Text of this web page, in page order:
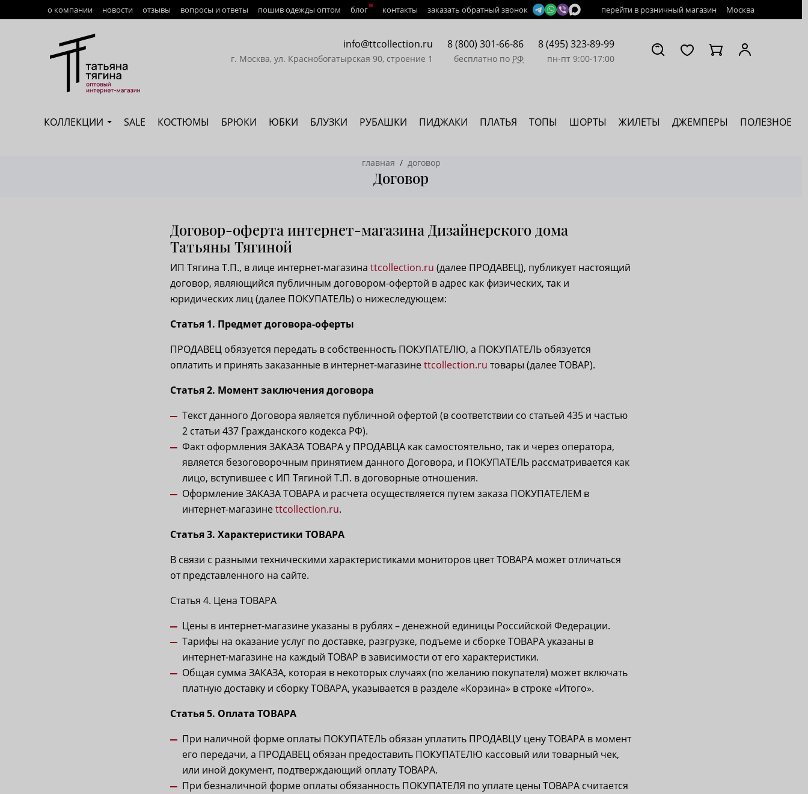
о компании
Доставка
Возврат
новости отзывы вопросы и ответы пошив одежды оптом блог контакты заказать обратный звонок перейти в розничный магазин Москва
info@ttcollection.ru
г. Москва, ул. Краснобогатырская 90, строение 1
8 (800) 301-66-86
бесплатно по РФ
8 (495) 323-89-99
пн-пт 9:00-17:00
КОЛЛЕКЦИИ SALE КОСТЮМЫ БРЮКИ ЮБКИ БЛУЗКИ РУБАШКИ ПИДЖАКИ ПЛАТЬЯ ТОПЫ ШОРТЫ ЖИЛЕТЫ ДЖЕМПЕРЫ ПОЛЕЗНОЕ
главная договор
Договор
Договор-оферта интернет-магазина Дизайнерского дома
Татьяны Тягиной
ИП Тягина Т.П., в лице интернет-магазина ttcollection.ru (далее ПРОДАВЕЦ), публикует настоящий
договор, являющийся публичным договором-офертой в адрес как физических, так и
юридических лиц (далее ПОКУПАТЕЛЬ) о нижеследующем:
Статья 1. Предмет договора-оферты
ПРОДАВЕЦ обязуется передать в собственность ПОКУПАТЕЛЮ, а ПОКУПАТЕЛЬ обязуется
оплатить и принять заказанные в интернет-магазинеttcollection.ru товары (далее ТОВАР).
Статья 2. Момент заключения договора
Текст данного Договора является публичной офертой (в соответствии со статьей 435 и частью
2 статьи 437 Гражданского кодекса РФ).
Факт оформления ЗАКАЗА ТОВАРА у ПРОДАВЦА как самостоятельно, так и через оператора,
является безоговорочным принятием данного Договора, и ПОКУПАТЕЛЬ рассматривается как
лицо, вступившее с ИП Тягиной Т.П. в договорные отношения.
Оформление ЗАКАЗА ТОВАРА и расчета осуществляется путем заказа ПОКУПАТЕЛЕМ в
интернет-магазинеttcollection.ru.
Статья 3. Характеристики ТОВАРА
В связи с разными техническими характеристиками мониторов цвет ТОВАРА может отличаться
от представленного на сайте.
Статья 4. Цена ТОВАРА
Цены в интернет-магазине указаны в рублях – денежной единицы Российской Федерации.
Тарифы на оказание услуг по доставке, разгрузке, подъеме и сборке ТОВАРА указаны в
интернет-магазине на каждый ТОВАР в зависимости от его характеристики.
Общая сумма ЗАКАЗА, которая в некоторых случаях (по желанию покупателя) может включать
платную доставку и сборку ТОВАРА, указывается в разделе «Корзина» в строке «Итого».
Статья 5. Оплата ТОВАРА
При наличной форме оплаты ПОКУПАТЕЛЬ обязан уплатить ПРОДАВЦУ цену ТОВАРА в момент
его передачи, а ПРОДАВЕЦ обязан предоставить ПОКУПАТЕЛЮ кассовый или товарный чек,
или иной документ, подтверждающий оплату ТОВАРА.
При безналичной форме оплаты обязанность ПОКУПАТЕЛЯ по уплате цены ТОВАРА считается